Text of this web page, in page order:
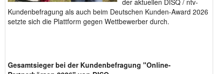
der aktuellen DISQ / ntv-
Kundenbefragung als auch beim Deutschen Kunden-Award 2026
setzte sich die Plattform gegen Wettbewerber durch.
Gesamtsieger bei der Kundenbefragung "Online-